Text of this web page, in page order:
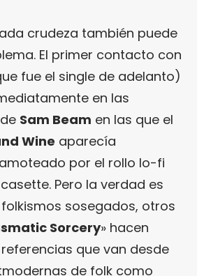
crudeza también puede
El primer contacto con
fue el single de adelanto)
en las
Sam Beam en las que el
Wine aparecía
por el rollo lo-fi
Pero la verdad es
sosegados, otros
Sorcery» hacen
que van desde
de folk como